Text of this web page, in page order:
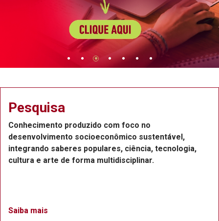
Extensão
Projetos de extensão na Região Metropolitana do
Recife, com a participação de professores,
funcionários e estudantes, que atuam como
ou voluntários.
Saiba mais